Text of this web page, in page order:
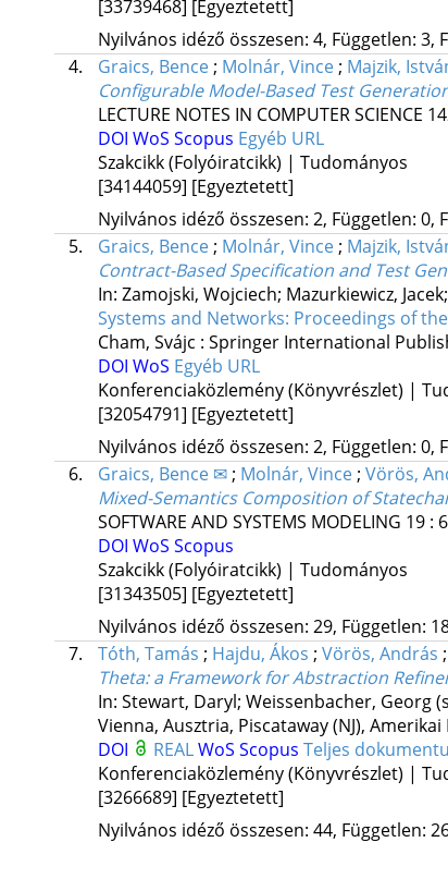
[33739468] [Egyeztetett]
Nyilvános idéző összesen: 4, Független: 3,
4.
Graics, Bence; Molnár, Vince; Majzik,
Configurable Model-Based Test
LECTURE NOTES IN COMPUTER SCIENCE
DOI WoS Scopus Egyéb URL
Szakcikk (Folyóiratcikk) | Tudományos
[34144059] [Egyeztetett]
Nyilvános idéző összesen: 2, Független: 0,
5.
Graics, Bence; Molnár, Vince; Majzik,
Contract-Based Specification and Test
In: Zamojski, Wojciech; Mazurkiewicz,
Systems and Networks: Proceedings of
Cham, Svájc : Springer International
DOI WoS Egyéb URL
Konferenciaközlemény (Könyvrészlet) |
[32054791] [Egyeztetett]
Nyilvános idéző összesen: 2, Független: 0,
6.
Graics, Bence ✉; Molnár, Vince; Vörös,
Mixed-Semantics Composition of
SOFTWARE AND SYSTEMS MODELING 19: 6
DOI WoS Scopus
Szakcikk (Folyóiratcikk) | Tudományos
[31343505] [Egyeztetett]
Nyilvános idéző összesen: 29, Független:
7.
Tóth, Tamás ; Hajdu, Ákos ; Vörös, András ;
Theta: a Framework for Abstraction
In: Stewart, Daryl; Weissenbacher, Georg
Vienna, Ausztria, Piscataway (NJ),
DOI
REALWoS Scopus Teljes
Konferenciaközlemény (Könyvrészlet) |
[3266689] [Egyeztetett]
Nyilvános idéző összesen: 44, Független: